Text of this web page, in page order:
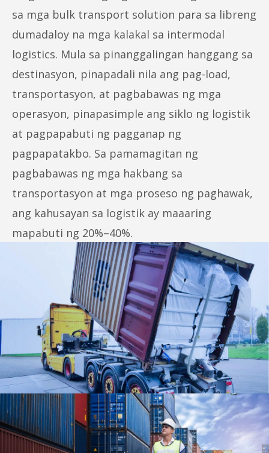
sa mga bulk transport solution para sa libreng
dumadaloy na mga kalakal sa intermodal
logistics. Mula sa pinanggalingan hanggang sa
destinasyon, pinapadali nila ang pag-load,
transportasyon, at pagbabawas ng mga
operasyon, pinapasimple ang siklo ng logistik
at pagpapabuti ng pagganap ng
pagpapatakbo. Sa pamamagitan ng
pagbabawas ng mga hakbang sa
transportasyon at mga proseso ng paghawak,
ang kahusayan sa logistik ay maaaring
mapabuti ng 20%–40%.